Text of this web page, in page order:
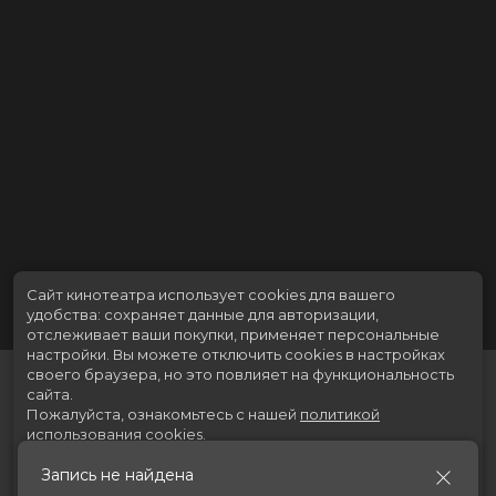
Запись не найдена
Сайт кинотеатра использует cookies для вашего
удобства: сохраняет данные для авторизации,
отслеживает ваши покупки, применяет персональные
настройки. Вы можете отключить cookies в настройках
своего браузера, но это повлияет на функциональность
сайта.
Пожалуйста, ознакомьтесь с нашей политикой
использования cookies